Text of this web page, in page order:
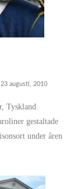
23 augusti, 2010
Tyskland.
gestaltade
under åren